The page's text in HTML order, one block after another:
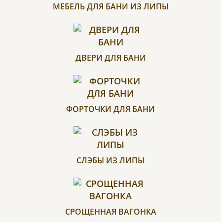
МЕБЕЛЬ ДЛЯ БАНИ ИЗ ЛИПЫ
ДВЕРИ ДЛЯ БАНИ
ФОРТОЧКИ ДЛЯ БАНИ
СЛЭБЫ ИЗ ЛИПЫ
СРОЩЕННАЯ ВАГОНКА